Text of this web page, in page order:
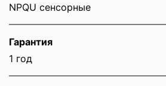
NPQU сенсорные
Гарантия
1 год